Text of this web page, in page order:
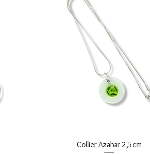
Vista rápida
Collier Azahar 2,5cm